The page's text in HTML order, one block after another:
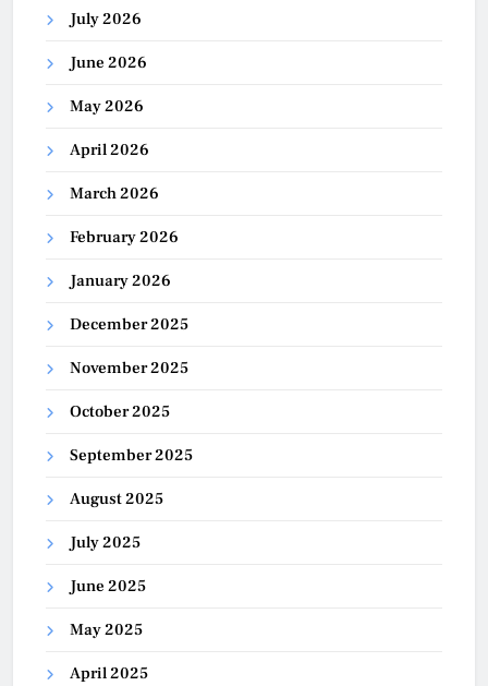
July 2026
June 2026
May 2026
April 2026
March 2026
February 2026
January 2026
December 2025
November 2025
October 2025
September 2025
August 2025
July 2025
June 2025
May 2025
April 2025